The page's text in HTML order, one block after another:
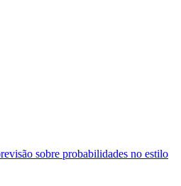
sobre probabilidades no estilo